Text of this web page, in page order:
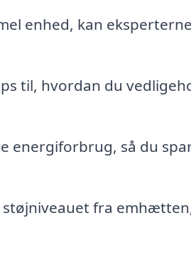
enhed, kan eksperterne
til, hvordan du
energiforbrug, så du
fra